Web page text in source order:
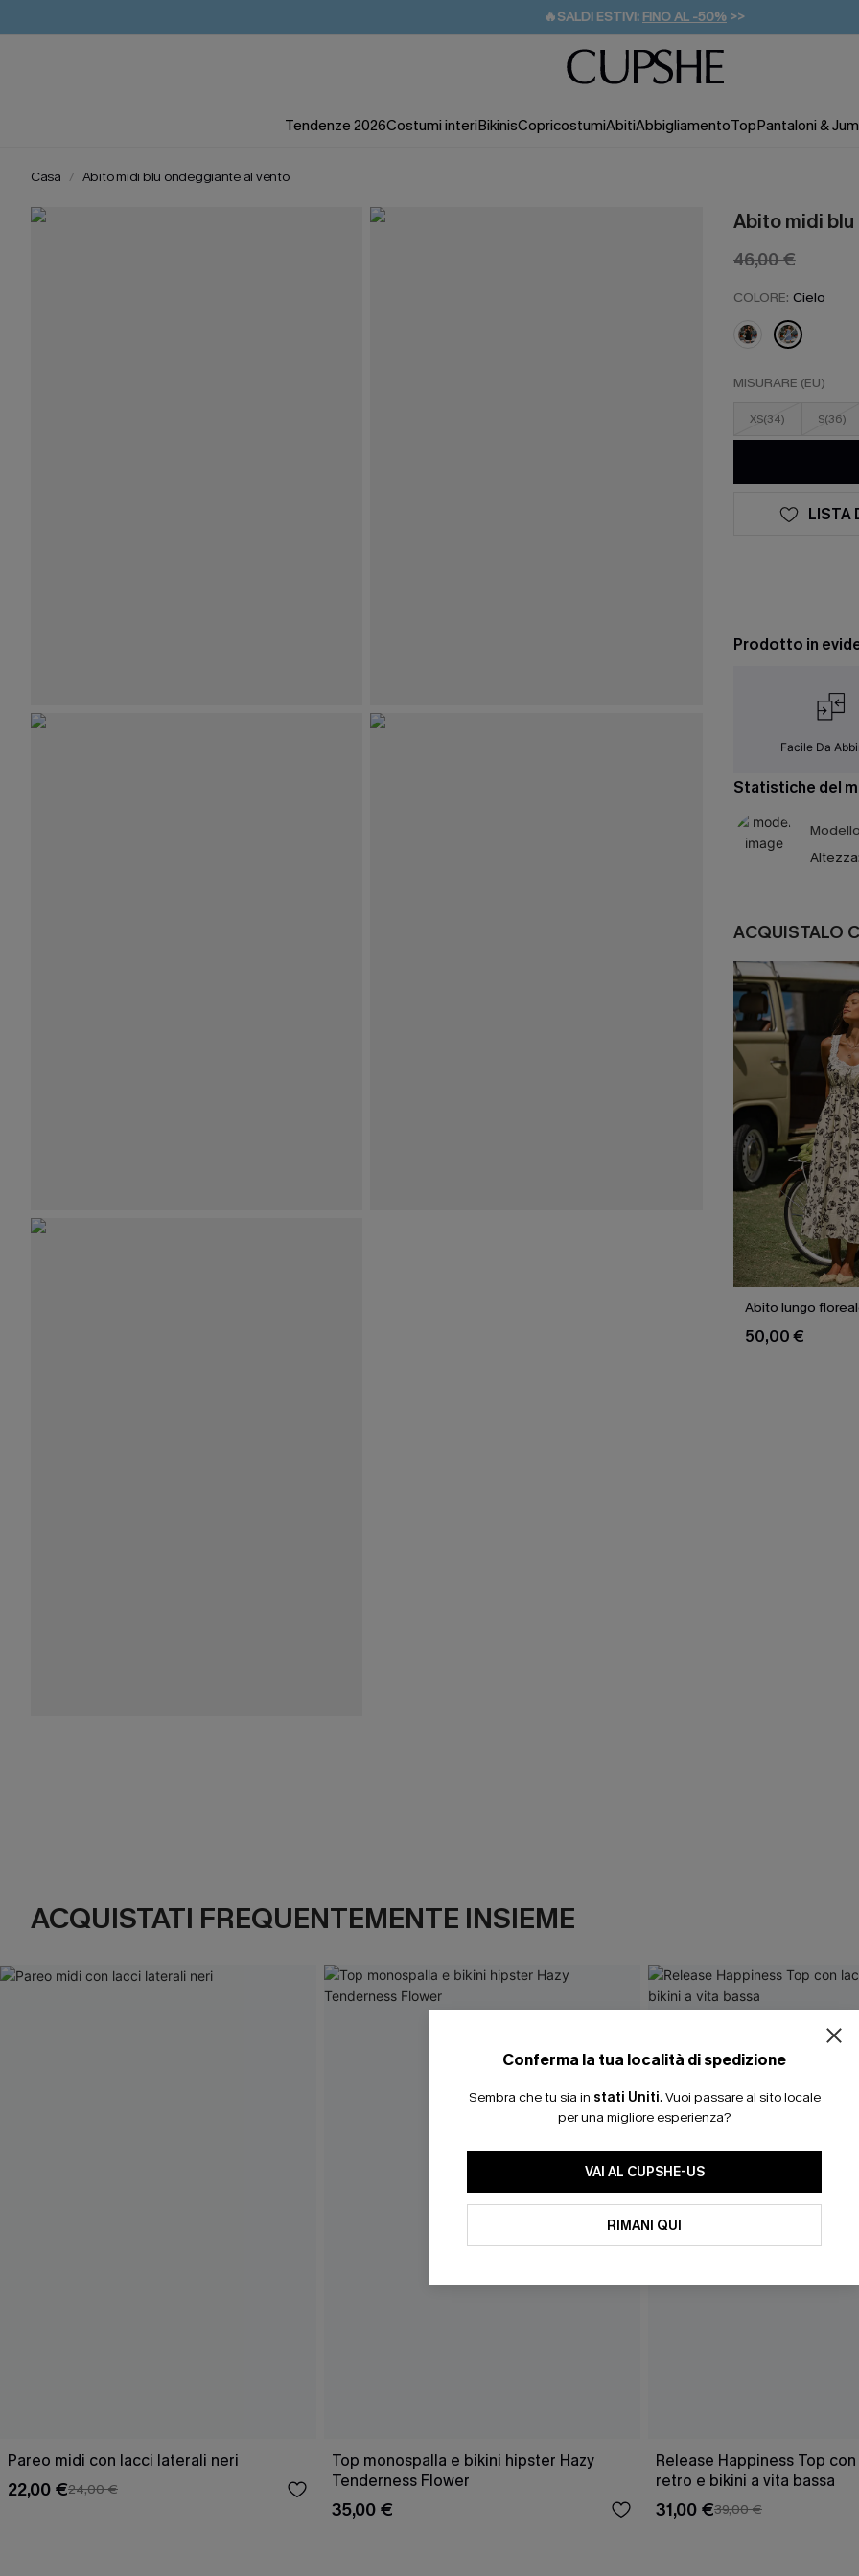
🔥SALDI ESTIVI: FINO AL -50% >>
🚚SPEDIZIONE GRATUITA DA 49€
💌REGALO PER I NUOVI: 20% DI SCONTO*
Tendenze 2026Costumi interiBikinisCopricostumiAbitiAbbigliamentoTopPantaloni &
Casa Abito midi blu ondeggiante al vento
Abito midi
46,00 €
COLORE: Cielo
MISURARE (EU)
XS(34) S(36)
LISTA
Prodotto in
Facile Da
Statistiche del
ACQUISTALO
Abito lungo
50,00 €
ACQUISTATI FREQUENTEMENTE INSIEME
Pareo midi con lacci laterali neri
22,00 €24,00 €
Top monospalla e bikini hipster Hazy
Tenderness Flower
35,00 €
Release Happiness Top
retro e bikini a vita bassa
31,00 €39,00 €
Conferma la tua località di spedizione
Sembra che tu sia in stati Uniti. Vuoi passare al sito locale
per una migliore esperienza?
VAI AL CUPSHE-US
RIMANI QUI